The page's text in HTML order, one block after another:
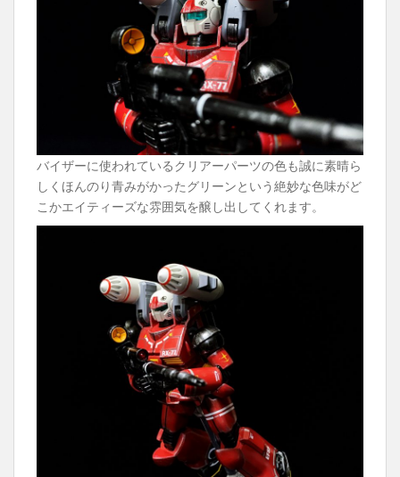
バイザーに使われているクリアーパーツの色も誠に素晴ら
しくほんのり青みがかったグリーンという絶妙な色味がど
こかエイティーズな雰囲気を醸し出してくれます。